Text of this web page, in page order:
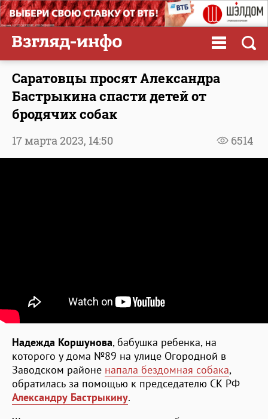
Саратовцы просят Александра
Бастрыкина спасти детей от
бродячих собак
6514
17 марта 2023, 14:50
Надежда Коршунова, бабушка ребенка, на
которого у дома №89 на улице Огородной в
Заводском районе напала бездомная собака,
обратилась за помощью к председателю СК РФ
Александру Бастрыкину.